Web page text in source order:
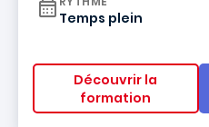
Temps plein
Découvrir la
formation